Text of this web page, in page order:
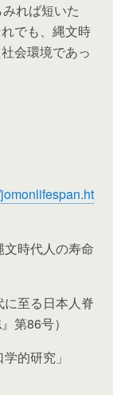
れば短いた
でも、縄文時
会環境であっ
時代人の寿命
至る日本人脊
第86号）
的研究」